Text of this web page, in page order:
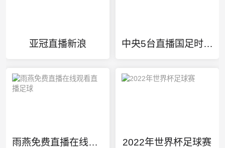
亚冠直播新浪 中央5台直播国足时间表
雨燕免费直播在线观看直播足球 2022年世界杯足球赛